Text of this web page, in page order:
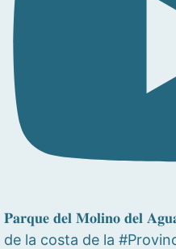
𝐏𝐚𝐫𝐪𝐮𝐞 𝐝𝐞𝐥 𝐌𝐨𝐥𝐢𝐧𝐨 𝐝𝐞𝐥
de la costa de la